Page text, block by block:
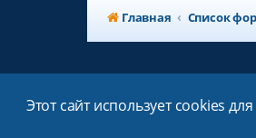
Этот сайт использует cookies
Главная Список